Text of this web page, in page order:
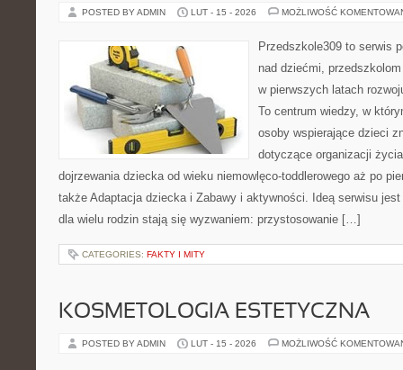
POSTED BY ADMIN LUT - 15 - 2026 MOŻLIWOŚĆ
Przedszkole309 to serwis
nad dziećmi,
w pierwszych latach
To centrum wiedzy, w
osoby wspierające dzieci
dotyczące organizacji
dojrzewania dziecka od wieku niemowlęco-toddlerowego aż po
także Adaptacja dziecka i Zabawy i aktywności. Ideą serwisu
dla wielu rodzin stają się wyzwaniem: przystosowanie […]
CATEGORIES: FAKTY I MITY
KOSMETOLOGIA ESTETYCZNA
POSTED BY ADMIN LUT - 15 - 2026 MOŻLIWOŚĆ